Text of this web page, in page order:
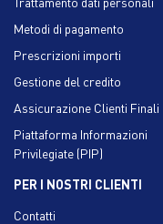
Metodi di pagamento
Prescrizioni importi
Gestione del credito
Assicurazione Clienti Finali
Piattaforma Informazioni
Privilegiate (PIP)
PER I NOSTRI CLIENTI
Contatti